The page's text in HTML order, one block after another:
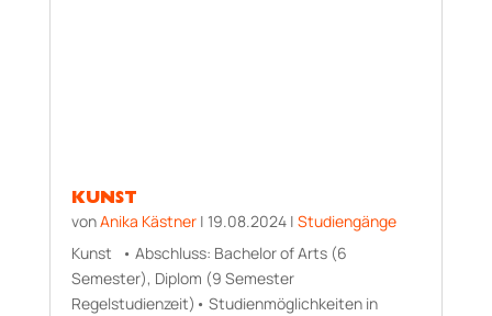
KUNST
vonAnika Kästner| 19.08.2024| Studiengänge
Kunst • Abschluss: Bachelor of Arts (6
Semester), Diplom (9 Semester
Regelstudienzeit)• Studienmöglichkeiten in